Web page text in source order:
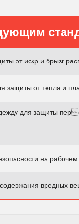
от искр и брызг
защиты от тепла и
для защиты пер
на
вредных